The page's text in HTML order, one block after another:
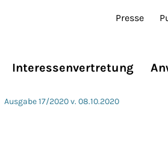
Presse
Interessenvertretung
Ausgabe 17/2020 v. 08.10.2020